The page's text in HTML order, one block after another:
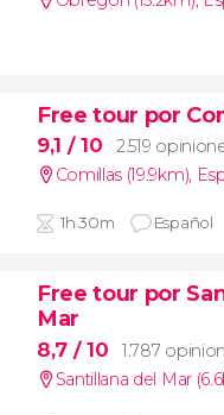
Free tour por
9,1 / 10
2.519
Comillas (19.9km),
1h 30m Español
Free tour por
Mar
8,7 / 10
1.787
Santillana del Mar